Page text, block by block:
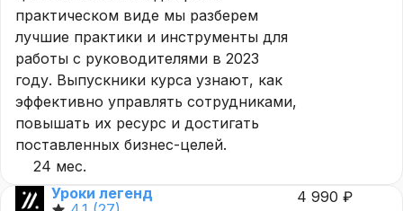
практическом виде мы разберем
лучшие практики и инструменты для
работы с руководителями в 2023
году. Выпускники курса узнают, как
эффективно управлять сотрудниками,
повышать их ресурс и достигать
поставленных бизнес-целей.
24 мес.
Уроки легенд
4 990 ₽